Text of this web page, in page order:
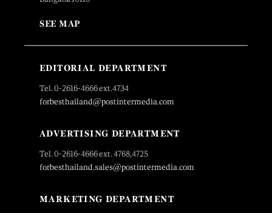
SEE MAP
EDITORIAL DEPARTMENT
Tel. 0-2616-4666 ext.4734
forbesthailand@postintermedia.com
ADVERTISING DEPARTMENT
Tel. 0-2616-4666 ext. 4768,4725
forbesthailand.sales@postintermedia.com
MARKETING DEPARTMENT